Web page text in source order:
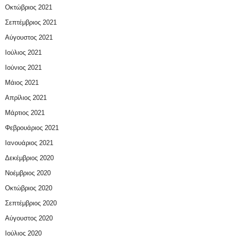
Οκτώβριος 2021
Σεπτέμβριος 2021
Αύγουστος 2021
Ιούλιος 2021
Ιούνιος 2021
Μάιος 2021
Απρίλιος 2021
Μάρτιος 2021
Φεβρουάριος 2021
Ιανουάριος 2021
Δεκέμβριος 2020
Νοέμβριος 2020
Οκτώβριος 2020
Σεπτέμβριος 2020
Αύγουστος 2020
Ιούλιος 2020